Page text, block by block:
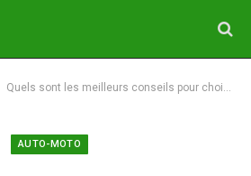
Quels sont les meilleurs conseils pour choisir et acheter des additifs mecacyl ?
AUTO-MOTO